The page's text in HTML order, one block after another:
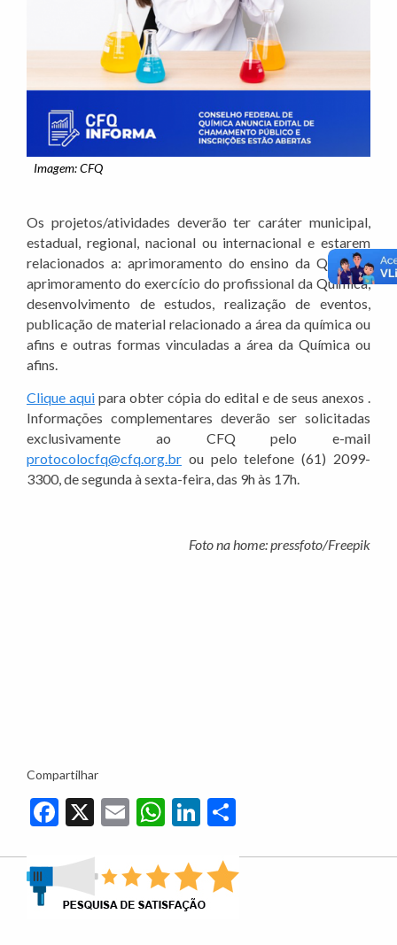
Imagem: CFQ
Os projetos/atividades deverão ter caráter municipal,
estadual, regional, nacional ou internacional e estarem
relacionados a: aprimoramento do ensino da Química,
aprimoramento do exercício do profissional da Química,
desenvolvimento de estudos, realização de eventos,
publicação de material relacionado a área da química ou
afins e outras formas vinculadas a área da Química ou
afins.
Clique aqui para obter cópia do edital e de seus anexos .
Informações complementares deverão ser solicitadas
exclusivamente ao CFQ pelo e-mail
protocolocfq@cfq.org.br ou pelo telefone (61) 2099-
3300, de segunda à sexta-feira, das 9h às 17h.
Foto na home: pressfoto/Freepik
Compartilhar
Facebook
X EmailWhatsApp
LinkedIn